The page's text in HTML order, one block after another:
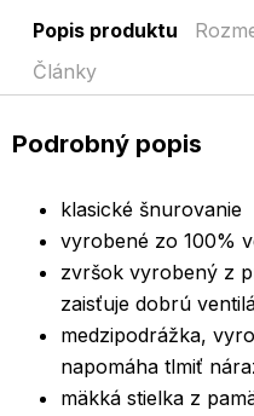
Popis produktu
Články
Podrobný popis
klasické šnurovanie
vyrobené zo 100%
zvršok vyrobený z
zaisťuje dobrú
medzipodrážka,
napomáha tlmiť
mäkká stielka z